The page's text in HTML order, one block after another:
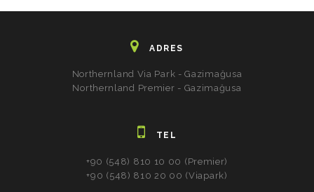
ADRES
Northernland Via Park - Gazimağusa
Northernland Premier - Gazimağusa
TEL
+90 (548) 810 10 00 (Premier)
+90 (548) 810 20 00 (Viapark)